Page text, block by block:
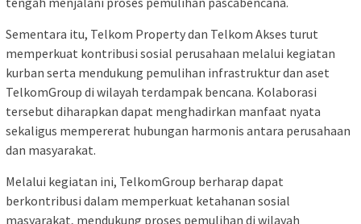
Sementara itu, Telkom Property dan Telkom Akses turut
memperkuat kontribusi sosial perusahaan melalui kegiatan
kurban serta mendukung pemulihan infrastruktur dan aset
TelkomGroup di wilayah terdampak bencana. Kolaborasi
tersebut diharapkan dapat menghadirkan manfaat nyata
sekaligus mempererat hubungan harmonis antara perusahaan
dan masyarakat.
Melalui kegiatan ini, TelkomGroup berharap dapat
berkontribusi dalam memperkuat ketahanan sosial
masyarakat, mendukung proses pemulihan di wilayah